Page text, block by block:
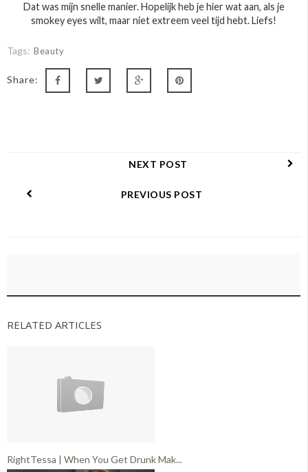
Dat was mijn snelle manier. Hopelijk heb je hier wat aan, als je
smokey eyes wilt, maar niet extreem veel tijd hebt. Liefs!
Tags: Beauty
Share:
NEXT POST
PREVIOUS POST
RELATED ARTICLES
RightTessa | When You Get Drunk Mak...